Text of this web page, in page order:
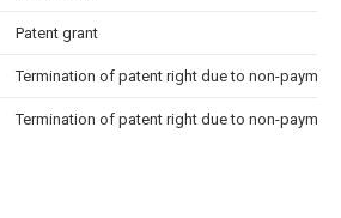
Patent grant
Termination of patent right due to non-
Termination of patent right due to non-